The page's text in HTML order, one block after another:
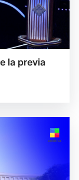
la previa